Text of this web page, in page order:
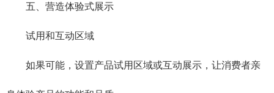
五、营造体验式展示
试用和互动区域
如果可能，设置产品试用区域或互动展示，让消费者亲